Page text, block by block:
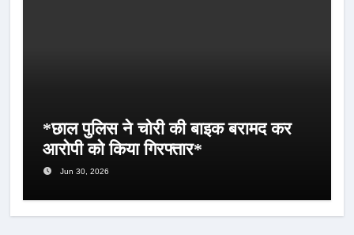
*छाल पुलिस ने चोरी की बाइक बरामद कर
आरोपी को किया गिरफ्तार*
Jun 30, 2026